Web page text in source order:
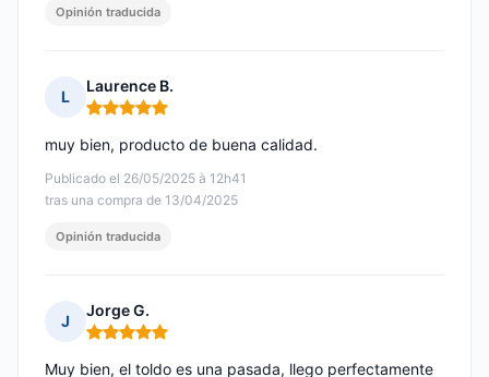
Opinión traducida
L
Laurence B.
Nota: 5 de 5
Publicado el 26/05/2025 à 12h41
tras una compra de 13/04/2025
muy bien, producto de buena calidad.
Opinión traducida
J
Jorge G.
Nota: 5 de 5
Muy bien, el toldo es una pasada, llego perfectamente